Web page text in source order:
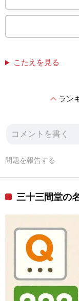
こたえを見る
expand_lessラン
問題を報告する
三十三間堂の